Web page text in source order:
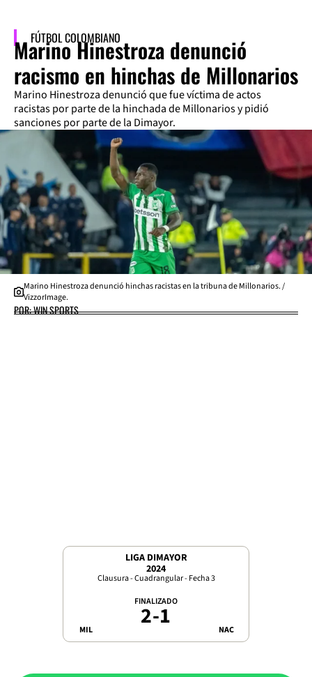
FÚTBOL COLOMBIANO
Marino Hinestroza denunció
racismo en hinchas de Millonarios
Marino Hinestroza denunció que fue víctima de actos
racistas por parte de la hinchada de Millonarios y pidió
sanciones por parte de la Dimayor.
Marino Hinestroza denunció hinchas racistas en la tribuna de Millonarios. /
VizzorImage.
POR: WIN SPORTS
LIGA DIMAYOR
2024
Clausura - Cuadrangular - Fecha 3
MIL
FINALIZADO
2-1 NAC